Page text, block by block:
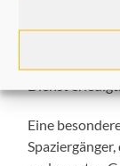
werden
Beschreibung
Die Kinder
Dienst erledigt.
Eine